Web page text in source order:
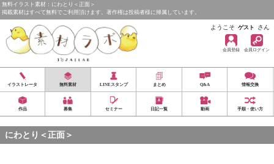
無料イラスト素材：にわとり＜正面＞
掲載素材はすべて無料でご利用頂けます。著作権は投稿者様に帰属しています。
ようこそ ゲスト さん
会員登録 会員ログイン
イラストレータ 無料素材 LINEスタンプ まとめ Q&A 情報交換
作品 募集 セミナー 日記一覧 動画 手順・使い方
にわとり＜正面＞